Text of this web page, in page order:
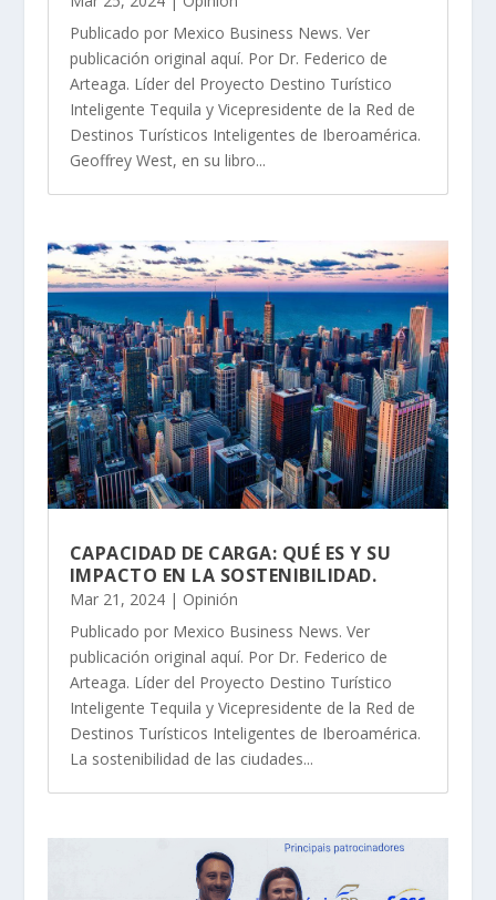
Publicado por Mexico Business News. Ver
publicación original aquí. Por Dr. Federico de
Arteaga. Líder del Proyecto Destino Turístico
Inteligente Tequila y Vicepresidente de la Red de
Destinos Turísticos Inteligentes de Iberoamérica.
Geoffrey West, en su libro...
CAPACIDAD DE CARGA: QUÉ ES Y SU
IMPACTO EN LA SOSTENIBILIDAD.
Mar 21, 2024| Opinión
Publicado por Mexico Business News. Ver
publicación original aquí. Por Dr. Federico de
Arteaga. Líder del Proyecto Destino Turístico
Inteligente Tequila y Vicepresidente de la Red de
Destinos Turísticos Inteligentes de Iberoamérica.
La sostenibilidad de las ciudades...